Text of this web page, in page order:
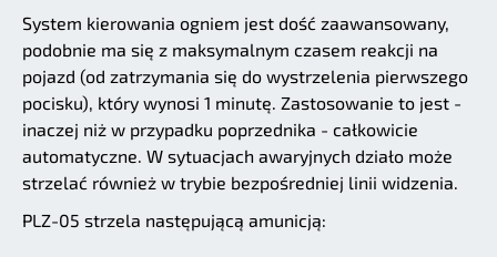
System kierowania ogniem jest dość zaawansowany,
podobnie ma się z maksymalnym czasem reakcji na
pojazd (od zatrzymania się do wystrzelenia pierwszego
pocisku), który wynosi 1 minutę. Zastosowanie to jest -
inaczej niż w przypadku poprzednika - całkowicie
automatyczne. W sytuacjach awaryjnych działo może
strzelać również w trybie bezpośredniej linii widzenia.
PLZ-05 strzela następującą amunicją: